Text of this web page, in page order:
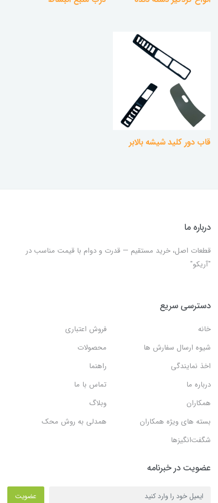
قاب دور کلید شیشه بالابر
درباره ما
قطعات اصل، خرید مستقیم — قدرت و دوام با قیمت مناسب در
"آریکو"
دسترسی سریع
خانه
فروش اعتباری
شیوه ارسال سفارش ها
محصولات
اخذ نمایندگی
راهنما
درباره ما
تماس با ما
همکاران
وبلاگ
بسته های ویژه همکاران
همدلی به روش محک
شگفت‌انگیزها
عضویت در خبرنامه
عضویت